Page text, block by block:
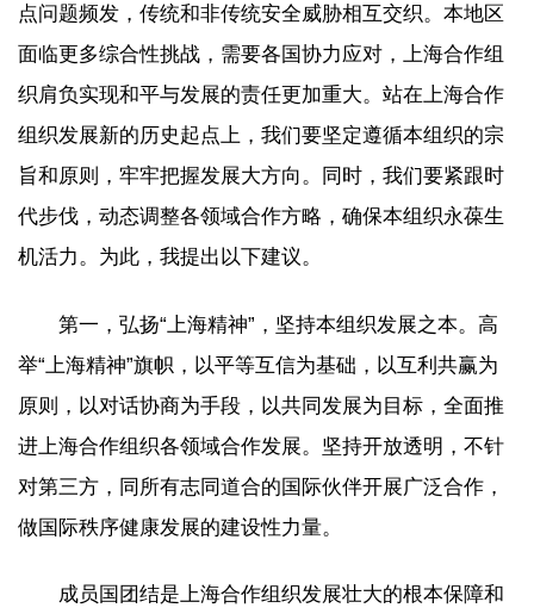
点问题频发，传统和非传统安全威胁相互交织。本地区
面临更多综合性挑战，需要各国协力应对，上海合作组
织肩负实现和平与发展的责任更加重大。站在上海合作
组织发展新的历史起点上，我们要坚定遵循本组织的宗
旨和原则，牢牢把握发展大方向。同时，我们要紧跟时
代步伐，动态调整各领域合作方略，确保本组织永葆生
机活力。为此，我提出以下建议。
第一，弘扬“上海精神”，坚持本组织发展之本。高
举“上海精神”旗帜，以平等互信为基础，以互利共赢为
原则，以对话协商为手段，以共同发展为目标，全面推
进上海合作组织各领域合作发展。坚持开放透明，不针
对第三方，同所有志同道合的国际伙伴开展广泛合作，
做国际秩序健康发展的建设性力量。
成员国团结是上海合作组织发展壮大的根本保障和